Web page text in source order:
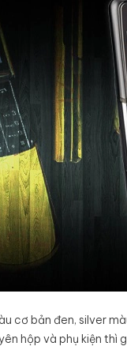
cơ bản đen, silver
hộp và phụ kiện